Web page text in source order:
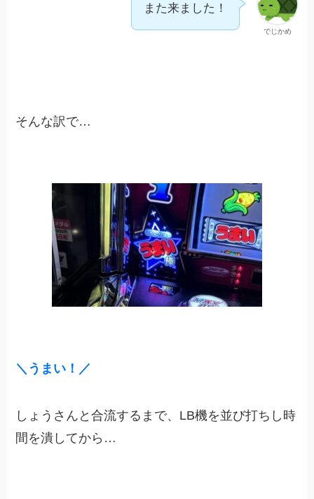
でじかめ
また来ました！
そんな訳で…
＼うまい！／
しょうさんと合流するまで、LB機を並び打ちし時
間を潰してから…